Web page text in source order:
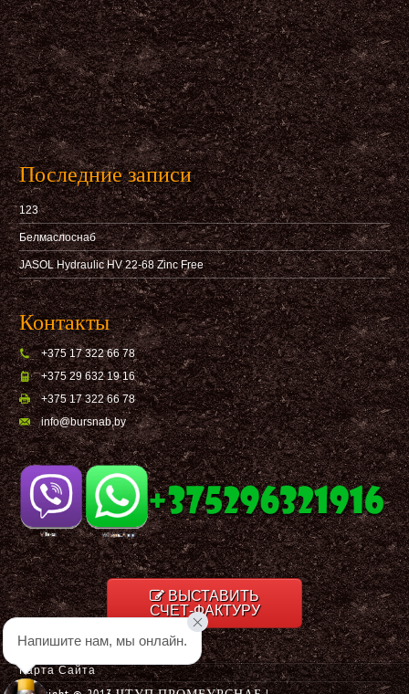
Последние записи
123
Белмаслоснаб
JASOL Hydraulic HV 22-68 Zinc Free
Контакты
+375 17 322 66 78
+375 29 632 19 16
+375 17 322 66 78
info@bursnab,by
ВЫСТАВИТЬ
СЧЕТ-ФАКТУРУ
Карта Сайта
Напишите нам, мы онлайн.